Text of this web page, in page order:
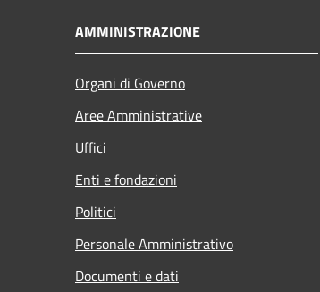
AMMINISTRAZIONE
Organi di Governo
Aree Amministrative
Uffici
Enti e fondazioni
Politici
Personale Amministrativo
Documenti e dati